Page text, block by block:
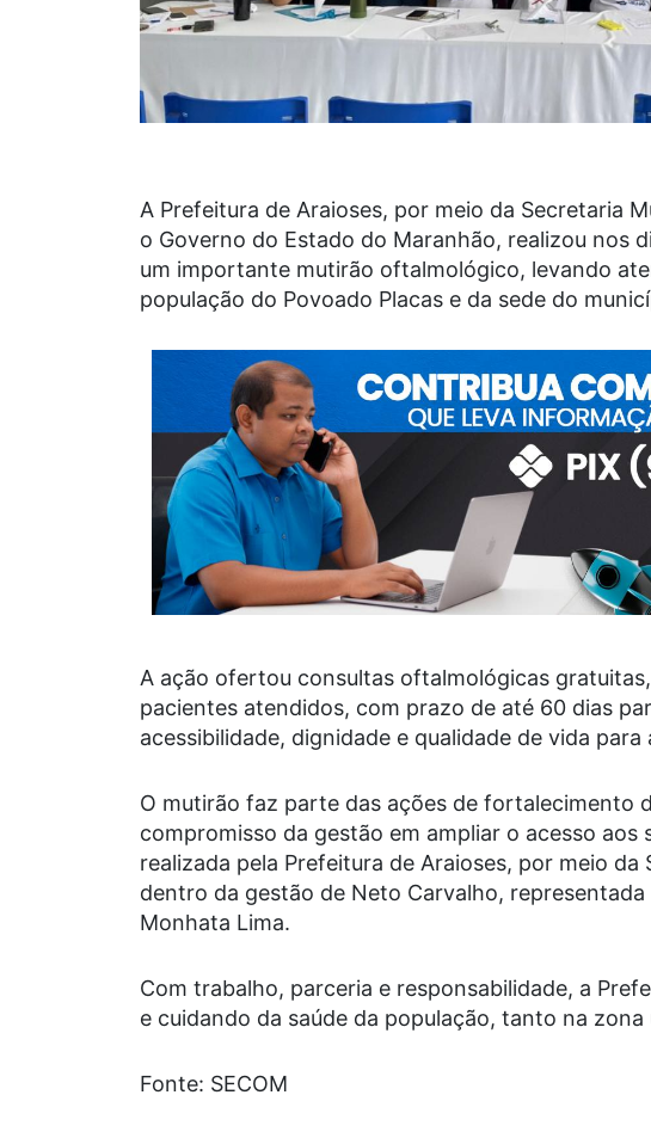
A Prefeitura de Araioses, por meio da Secretaria
o Governo do Estado do Maranhão, realizou nos
um importante mutirão oftalmológico, levando
população do Povoado Placas e da sede do
A ação ofertou consultas oftalmológicas
pacientes atendidos, com prazo de até 60 dias
acessibilidade, dignidade e qualidade de vida para
O mutirão faz parte das ações de fortalecimento
compromisso da gestão em ampliar o acesso aos
realizada pela Prefeitura de Araioses, por meio da
dentro da gestão de Neto Carvalho,
Monhata Lima.
Com trabalho, parceria e responsabilidade, a
e cuidando da saúde da população, tanto na
Fonte: SECOM